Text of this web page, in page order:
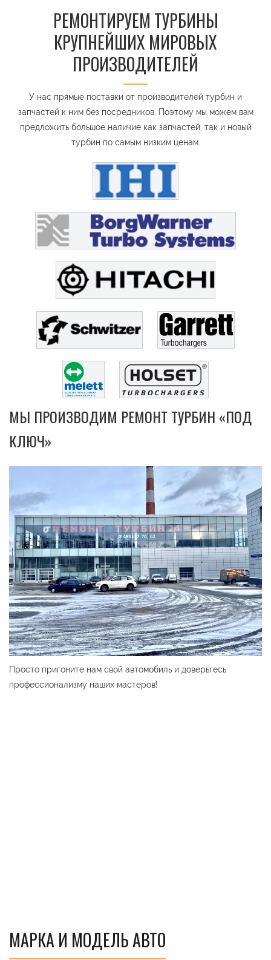
РЕМОНТИРУЕМ ТУРБИНЫ
КРУПНЕЙШИХ МИРОВЫХ
ПРОИЗВОДИТЕЛЕЙ
У нас прямые поставки от производителей турбин и
запчастей к ним без посредников. Поэтому мы можем вам
предложить большое наличие как запчастей, так и новый
турбин по самым низким ценам.
МЫ ПРОИЗВОДИМ РЕМОНТ ТУРБИН «ПОД
КЛЮЧ»
Просто пригоните нам свой автомобиль и доверьтесь
профессионализму наших мастеров!
МАРКА И МОДЕЛЬ АВТО